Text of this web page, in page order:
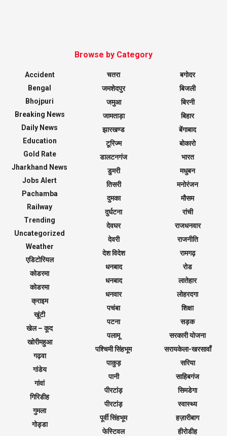
Browse by Category
Accident
Bengal
Bhojpuri
Breaking News
Daily News
Education
Gold Rate
Jharkhand News
Jobs Alert
Pachamba
Railway
Trending
Uncategorized
Weather
एडिटोरियल
कोडरमा
कोडरमा
क्राइम
खूंटी
खेल – कूद
खोरीमहुआ
गढ़वा
गांडेय
गांवां
गिरिडीह
गुमला
गोड्डा
चतरा
जमशेदपुर
जमुआ
जामताड़ा
झारखण्ड
टूरिज्म
डालटनगंज
डुमरी
तिसरी
दुमका
दुर्घटना
देवघर
देवरी
देश विदेश
धनबाद
धनबाद
धनवार
पचंबा
पटना
पलामू
पश्चिमी सिंहभूम
पाकुड़
पानी
पीरटांड़
पीरटांड़
पूर्वी सिंहभूम
फेस्टिवल
बगोदर
बिजली
बिरनी
बिहार
बेंगाबाद
बोकारो
भारत
मधुबन
मनोरंजन
मौसम
रांची
राजधनवार
राजनीति
रामगढ़
रोड
लातेहार
लोहरदगा
शिक्षा
सड़क
सरकारी योजना
सरायकेला-खरसावाँ
सरिया
साहिबगंज
सिमडेगा
स्वास्थ्य
हज़ारीबाग
हीरोडीह